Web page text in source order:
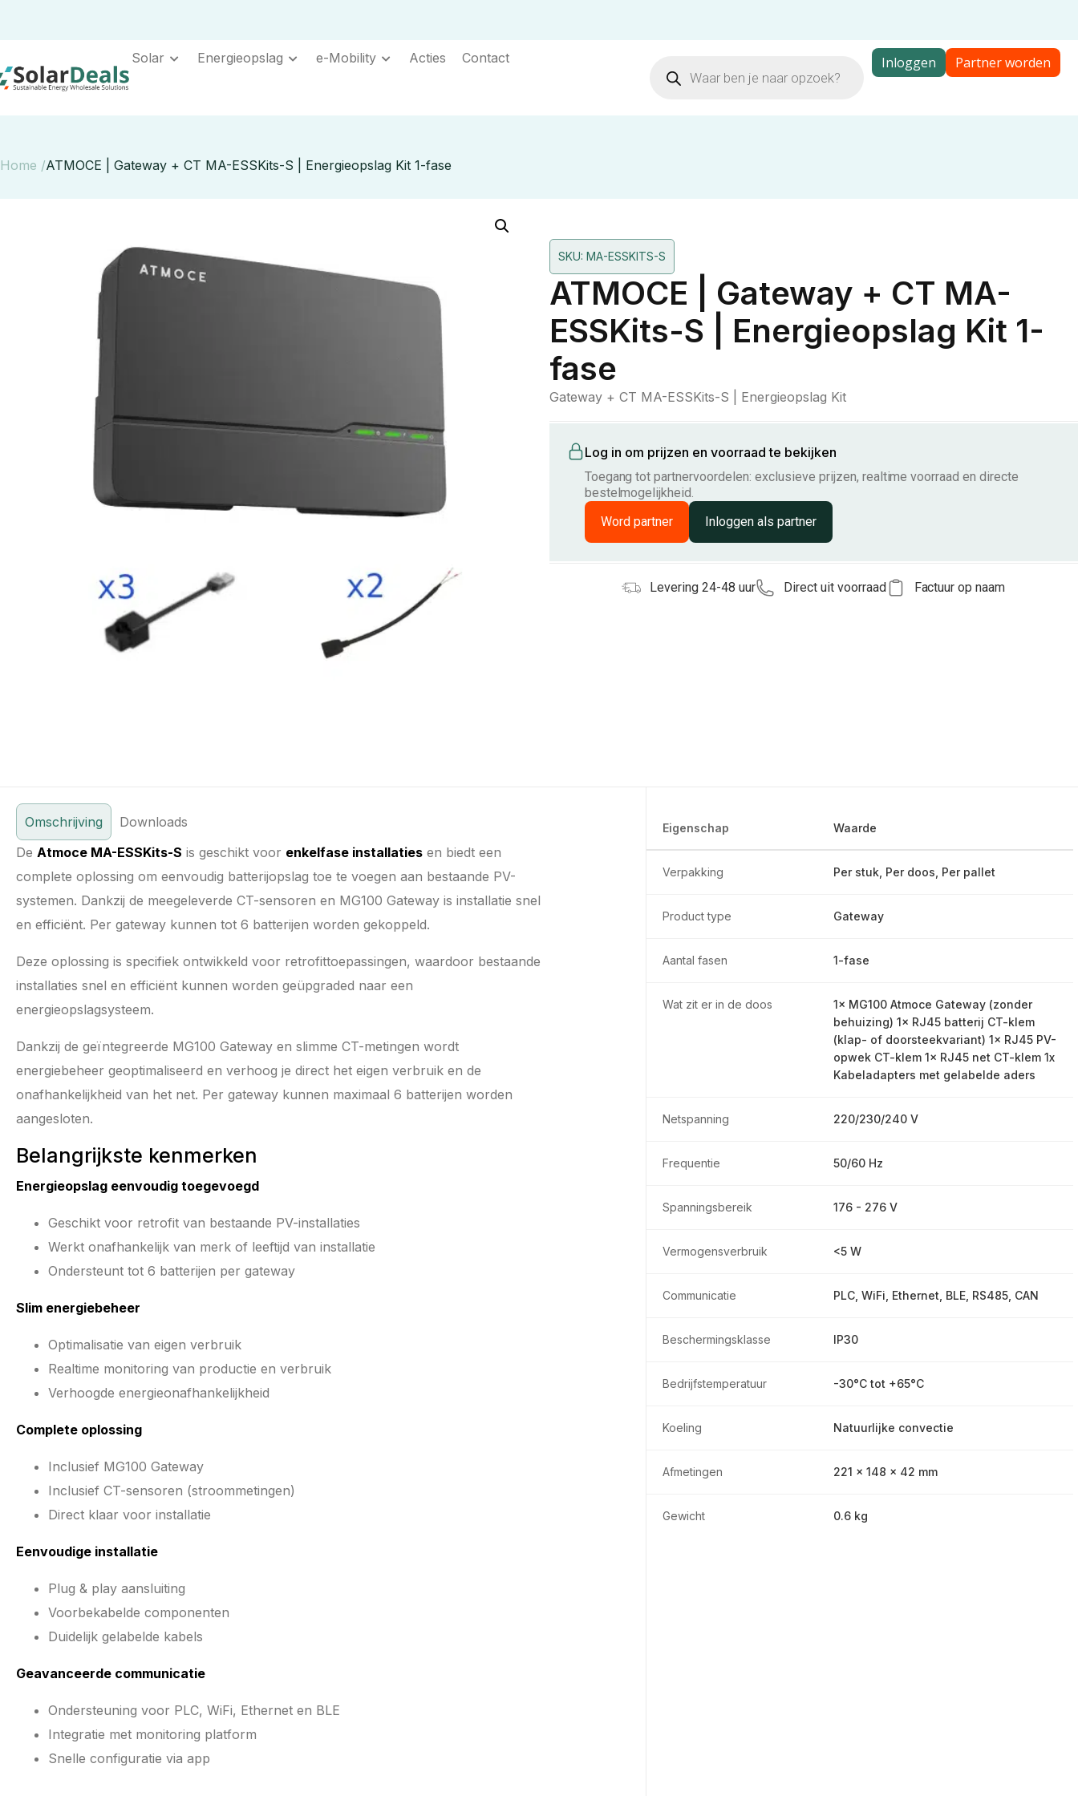
Solar Energieopslag e-Mobility Acties Contact Inloggen Partner worden
Home /ATMOCE | Gateway + CT MA-ESSKits-S | Energieopslag Kit 1-fase
SKU: MA-ESSKITS-S
ATMOCE | Gateway + CT MA-
ESSKits-S | Energieopslag Kit 1-
fase
Gateway + CT MA-ESSKits-S | Energieopslag Kit
Log in om prijzen en voorraad te bekijken
Toegang tot partnervoordelen: exclusieve prijzen, realtime voorraad en directe
bestelmogelijkheid.
Word partner
Inloggen als partner
Levering 24-48 uur Direct uit voorraad Factuur op naam
Omschrijving
Downloads
De Atmoce MA-ESSKits-S is geschikt voor enkelfase installaties en biedt een
complete oplossing om eenvoudig batterijopslag toe te voegen aan bestaande PV-
systemen. Dankzij de meegeleverde CT-sensoren en MG100 Gateway is installatie snel
en efficiënt. Per gateway kunnen tot 6 batterijen worden gekoppeld.
Deze oplossing is specifiek ontwikkeld voor retrofittoepassingen, waardoor bestaande
installaties snel en efficiënt kunnen worden geüpgraded naar een
energieopslagsysteem.
Dankzij de geïntegreerde MG100 Gateway en slimme CT-metingen wordt
energiebeheer geoptimaliseerd en verhoog je direct het eigen verbruik en de
onafhankelijkheid van het net. Per gateway kunnen maximaal 6 batterijen worden
aangesloten.
Belangrijkste kenmerken
Energieopslag eenvoudig toegevoegd
Geschikt voor retrofit van bestaande PV-installaties
Werkt onafhankelijk van merk of leeftijd van installatie
Ondersteunt tot 6 batterijen per gateway
Slim energiebeheer
Optimalisatie van eigen verbruik
Realtime monitoring van productie en verbruik
Verhoogde energieonafhankelijkheid
Complete oplossing
Inclusief MG100 Gateway
Inclusief CT-sensoren (stroommetingen)
Direct klaar voor installatie
Eenvoudige installatie
Plug & play aansluiting
Voorbekabelde componenten
Duidelijk gelabelde kabels
Geavanceerde communicatie
Ondersteuning voor PLC, WiFi, Ethernet en BLE
Integratie met monitoring platform
Snelle configuratie via app
Eigenschap Waarde
Verpakking Per stuk, Per doos, Per pallet
Product type Gateway
Aantal fasen 1-fase
Wat zit er in de doos
1× MG100 Atmoce Gateway (zonder
behuizing) 1× RJ45 batterij CT-klem
(klap- of doorsteekvariant) 1× RJ45 PV-
opwek CT-klem 1× RJ45 net CT-klem 1x
Kabeladapters met gelabelde aders
Netspanning 220/230/240 V
Frequentie 50/60 Hz
Spanningsbereik 176 - 276 V
Vermogensverbruik <5 W
Communicatie PLC, WiFi, Ethernet, BLE, RS485, CAN
Beschermingsklasse IP30
Bedrijfstemperatuur -30°C tot +65°C
Koeling Natuurlijke convectie
Afmetingen 221 x 148 x 42 mm
Gewicht 0.6 kg